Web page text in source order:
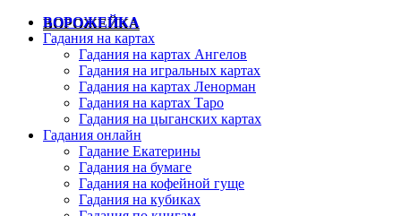
ВОРОЖЕЙКА
Гадания на картах
Гадания на картах Ангелов
Гадания на игральных картах
Гадания на картах Ленорман
Гадания на картах Таро
Гадания на цыганских картах
Гадания онлайн
Гадание Екатерины
Гадания на бумаге
Гадания на кофейной гуще
Гадания на кубиках